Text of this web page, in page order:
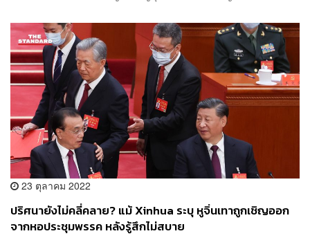
23 ตุลาคม 2022
ปริศนายังไม่คลี่คลาย? แม้ Xinhua ระบุ หูจิ่นเทาถูกเชิญออก
จากหอประชุมพรรค หลังรู้สึกไม่สบาย